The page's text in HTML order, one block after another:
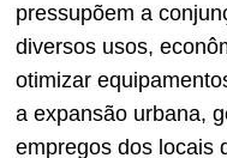
pressupõem a
diversos usos,
otimizar
a expansão urbana,
empregos dos locais